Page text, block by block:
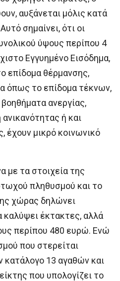
αυξάνεται μόλις κατά
σημαίνει, ότι οι
ύψους περίπου 4
Εγγυημένο Εισόδημα,
επίδομα θέρμανσης,
όπως το επίδομα τέκνων,
ανεργίας,
ή και
έχουν μικρό κοινωνικό
με τα στοιχεία της
πληθυσμού και το
χώρας δηλώνει
καλύψει έκτακτες, αλλά
περίπου 480 ευρώ. Ενώ
που στερείται
κατάλογο 13 αγαθών και
που υπολογίζει το